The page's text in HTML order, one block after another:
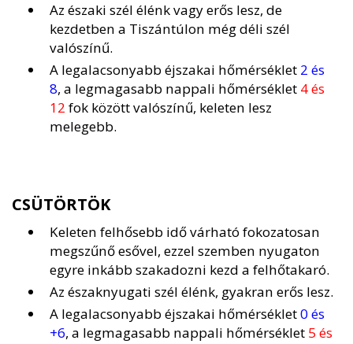
Az északi szél élénk vagy erős lesz, de
kezdetben a Tiszántúlon még déli szél
valószínű.
A legalacsonyabb éjszakai hőmérséklet 2 és
8, a legmagasabb nappali hőmérséklet 4 és
12 fok között valószínű, keleten lesz
melegebb.
CSÜTÖRTÖK
Keleten felhősebb idő várható fokozatosan
megszűnő esővel, ezzel szemben nyugaton
egyre inkább szakadozni kezd a felhőtakaró.
Az északnyugati szél élénk, gyakran erős lesz.
A legalacsonyabb éjszakai hőmérséklet0 és
+6, a legmagasabb nappali hőmérséklet 5 és